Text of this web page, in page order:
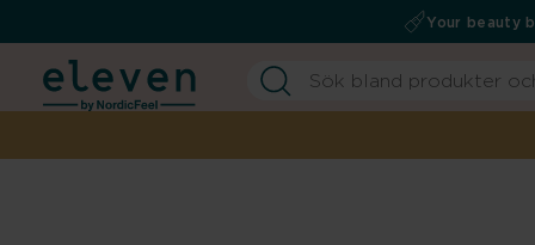
Your beauty